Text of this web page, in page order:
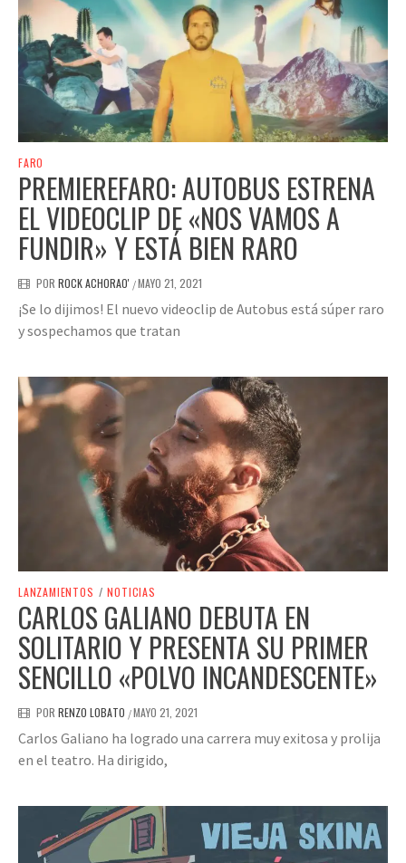
FARO
PREMIEREFARO: AUTOBUS ESTRENA
EL VIDEOCLIP DE «NOS VAMOS A
FUNDIR» Y ESTÁ BIEN RARO
POR ROCK ACHORAO' /MAYO 21, 2021
¡Se lo dijimos! El nuevo videoclip de Autobus está súper raro
y sospechamos que tratan
LANZAMIENTOS / NOTICIAS
CARLOS GALIANO DEBUTA EN
SOLITARIO Y PRESENTA SU PRIMER
SENCILLO «POLVO INCANDESCENTE»
POR RENZO LOBATO /MAYO 21, 2021
Carlos Galiano ha logrado una carrera muy exitosa y prolija
en el teatro. Ha dirigido,